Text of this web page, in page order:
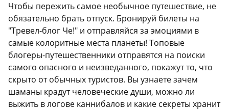
Чтобы пережить самое необычное путешествие, не
обязательно брать отпуск. Бронируй билеты на
"Тревел-блог Че!" и отправляйся за эмоциями в
самые колоритные места планеты! Топовые
блогеры-путешественники отправятся на поиски
самого опасного и неизведанного, покажут то, что
скрыто от обычных туристов. Вы узнаете зачем
шаманы крадут человеческие души, можно ли
выжить в логове каннибалов и какие секреты хранит